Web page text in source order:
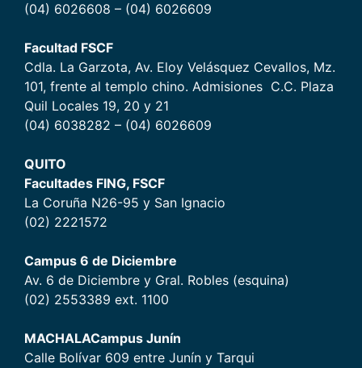
(04) 6026608 – (04) 6026609
Facultad FSCF
Cdla. La Garzota, Av. Eloy Velásquez Cevallos, Mz.
101, frente al templo chino. Admisiones C.C. Plaza
Quil Locales 19, 20 y 21
(04) 6038282 – (04) 6026609
QUITO
Facultades FING, FSCF
La Coruña N26-95 y San Ignacio
(02) 2221572
Campus 6 de Diciembre
Av. 6 de Diciembre y Gral. Robles (esquina)
(02) 2553389 ext. 1100
MACHALACampus Junín
Calle Bolívar 609 entre Junín y Tarqui